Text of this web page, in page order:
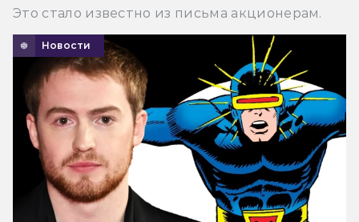
Это стало известно из письма акционерам.
Новости